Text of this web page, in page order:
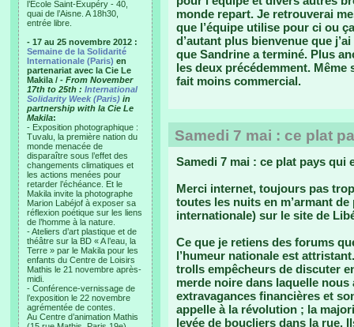
l’Ecole Saint-Exupéry - 40,
quai de l’Aisne. A 18h30,
entrée libre.
- 17 au 25 novembre 2012 :
Semaine de la Solidarité
Internationale (Paris) en
partenariat avec la Cie Le
Makila / - From November
17th to 25th : International
Solidarity Week (Paris) in
partnership with la Cie Le
Makila:
- Exposition photographique :
Tuvalu, la première nation du
monde menacée de
disparaître sous l’effet des
changements climatiques et
les actions menées pour
retarder l’échéance. Et le
Makila invite la photographe
Marion Labéjof à exposer sa
réflexion poétique sur les liens
de l’homme à la nature.
- Ateliers d’art plastique et de
théâtre sur la BD « A l’eau, la
Terre » par le Makila pour les
enfants du Centre de Loisirs
Mathis le 21 novembre après-
midi.
- Conférence-vernissage de
l’exposition le 22 novembre
agrémentée de contes.
Au Centre d’animation Mathis
monde repart. Je retrouverai
que l’équipe utilise pour ci ou
d’autant plus bienvenue que
que Sandrine a terminé. Plus
les deux précédemment. Même
fait moins commercial.
Samedi 7 mai : ce plat
Samedi 7 mai : ce plat pays qui
Merci internet, toujours pas
toutes les nuits en m’armant
internationale) sur le site de
Ce que je retiens des forums
l’humeur nationale est
trolls empêcheurs de discuter
merde noire dans laquelle
extravagances financières et
appelle à la révolution ; la
levée de boucliers dans la rue.